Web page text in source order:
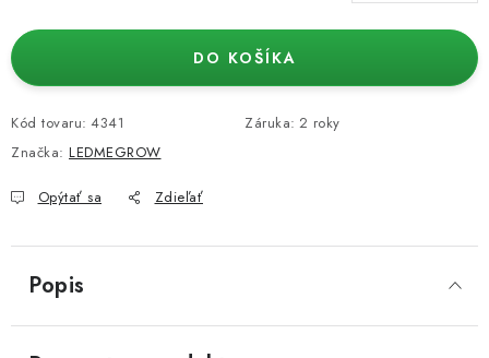
DO KOŠÍKA
Kód tovaru: 4341 Záruka: 2 roky
Značka: LEDMEGROW
Opýtať sa Zdieľať
Popis